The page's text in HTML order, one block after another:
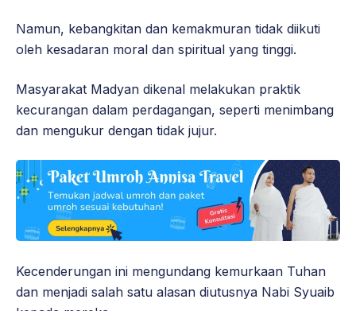
Namun, kebangkitan dan kemakmuran tidak diikuti
oleh kesadaran moral dan spiritual yang tinggi.
Masyarakat Madyan dikenal melakukan praktik
kecurangan dalam perdagangan, seperti menimbang
dan mengukur dengan tidak jujur.
Kecenderungan ini mengundang kemurkaan Tuhan
dan menjadi salah satu alasan diutusnya Nabi Syuaib